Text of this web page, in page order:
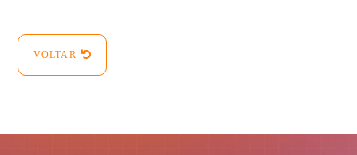
VOLTAR